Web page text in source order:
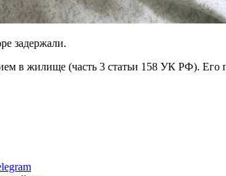
задержали.
в жилище (часть 3 статьи 158 УК РФ).